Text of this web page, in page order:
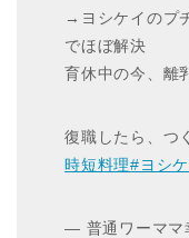
→ヨシケイのプ
でほぼ解決
育休中の今、離
復職したら、つ
時短料理#ヨシ
— 普通ワーママ